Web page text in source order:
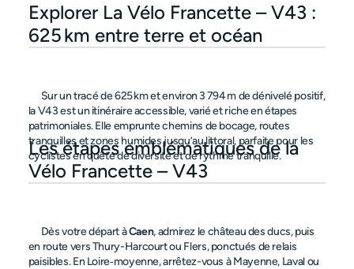
Explorer La Vélo Francette – V43 :
625 km entre terre et océan
      Sur un tracé de 625 km et environ 3 794 m de dénivelé positif,
la V43 est un itinéraire accessible, varié et riche en étapes
patrimoniales. Elle emprunte chemins de bocage, routes
tranquilles et zones humides jusqu’au littoral, parfaite pour les
cyclistes en quête de diversité et de rythme tranquille.
Les étapes emblématiques de la
Vélo Francette – V43
      Dès votre départ à
Caen, admirez le château des ducs, puis
en route vers Thury-Harcourt ou Flers, ponctués de relais
paisibles. En Loire‑moyenne, arrêtez-vous à Mayenne, Laval ou